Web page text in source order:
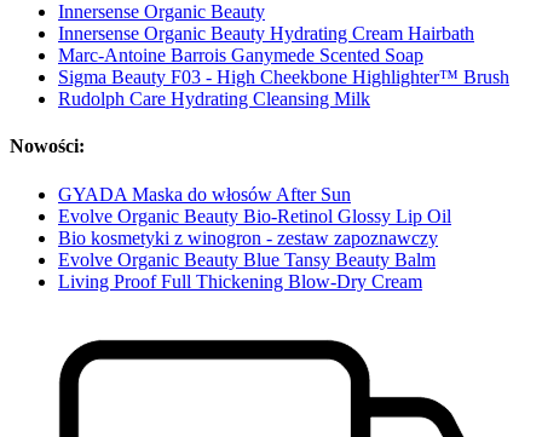
Innersense Organic Beauty
Innersense Organic Beauty Hydrating Cream Hairbath
Marc-Antoine Barrois Ganymede Scented Soap
Sigma Beauty F03 - High Cheekbone Highlighter™ Brush
Rudolph Care Hydrating Cleansing Milk
Nowości:
GYADA Maska do włosów After Sun
Evolve Organic Beauty Bio-Retinol Glossy Lip Oil
Bio kosmetyki z winogron - zestaw zapoznawczy
Evolve Organic Beauty Blue Tansy Beauty Balm
Living Proof Full Thickening Blow-Dry Cream